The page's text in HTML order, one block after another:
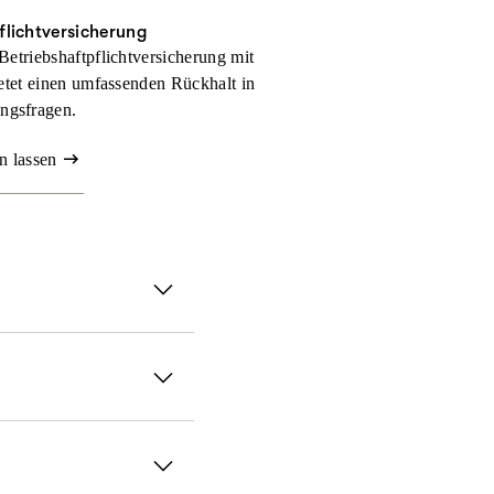
mit
einen umfassenden Rückhalt in
lassen